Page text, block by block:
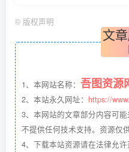
© 版权声明
文
1、本网站名称： 吾图资源
2、本站永久网址： https://
3、本网站的文章部分内容可能
不提供任何技术支持。资源仅
4、下载本站资源请在法律允许